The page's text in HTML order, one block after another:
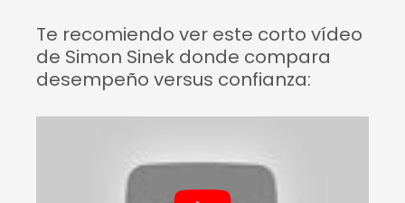
Te recomiendo ver este corto vídeo
de Simon Sinek donde compara
desempeño versus confianza: